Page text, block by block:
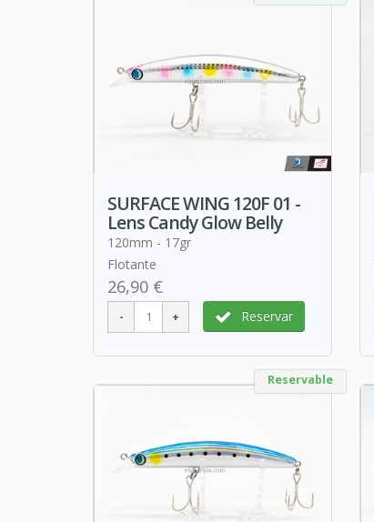
SURFACE WING 120F 01 -
Lens Candy Glow Belly
120mm - 17gr
Flotante
26,90 €
Reservar
Reservable